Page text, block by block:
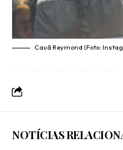
Cauã Reymond (Foto:
NOTÍCIAS